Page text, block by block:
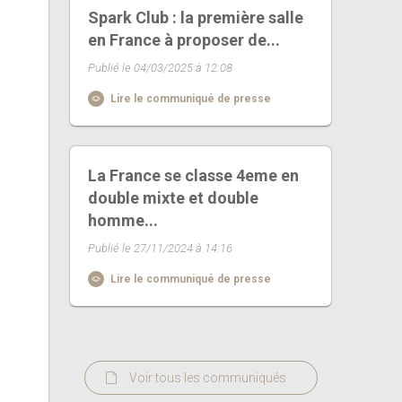
Spark Club : la première salle
en France à proposer de...
Publié le 04/03/2025 à 12:08
Lire le communiqué de presse
La France se classe 4eme en
double mixte et double
homme...
Publié le 27/11/2024 à 14:16
Lire le communiqué de presse
Voir tous les communiqués